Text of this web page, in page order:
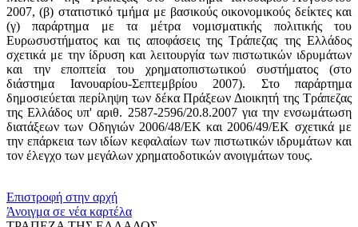
2007, (β) στατιστικό τμήμα με βασικούς οικονομικούς δείκτες και
(γ) παράρτημα με τα μέτρα νομισματικής πολιτικής του
Ευρωσυστήματος και τις αποφάσεις της Τράπεζας της Ελλάδος
σχετικά με την ίδρυση και λειτουργία των πιστωτικών ιδρυμάτων
και την εποπτεία του χρηματοπιστωτικού συστήματος (στο
διάστημα Ιανουαρίου-Σεπτεμβρίου 2007). Στο παράρτημα
δημοσιεύεται περίληψη των δέκα Πράξεων Διοικητή της Τράπεζας
της Ελλάδος υπ' αριθ. 2587-2596/20.8.2007 για την ενσωμάτωση
διατάξεων των Οδηγιών 2006/48/ΕΚ και 2006/49/ΕΚ σχετικά με
την επάρκεια των ιδίων κεφαλαίων των πιστωτικών ιδρυμάτων και
τον έλεγχο των μεγάλων χρηματοδοτικών ανοιγμάτων τους.
Επιστροφή στην αρχή
Άνοιγμα σε νέα καρτέλα